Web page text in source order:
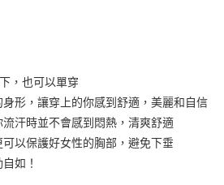
灣大哥大用戶可立即使用無須另外申請。
分期的期數、繳款截止日，確認付款後即完
用金額請依後續交易確認頁面所載為準。
往確認交易或遇審核未通過，訂單將自動取
「大哥付你分期」於每月結算日後寄送繳費提
品之後才付款」的支付方式。 讓您購物簡單
需綁卡、不需儲值。
訊認證，即可結帳。
後，再付款。
程】
以上)免運費
，也可以單穿
形，讓穿上的你感到舒適，美麗和自信
汗時並不會感到悶熱，清爽舒適
以保護好女性的胸部，避免下垂
如！